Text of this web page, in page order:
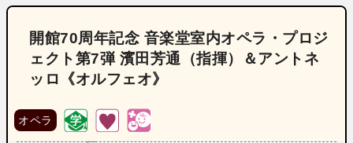
開館70周年記念 音楽堂室内オペラ・プロジ
ェクト第7弾 濱田芳通（指揮）＆アントネ
ッロ《オルフェオ》
オペラ